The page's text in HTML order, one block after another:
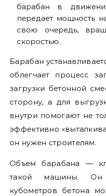
барабан в
передает мощность
свою очередь,
скоростью.
Барабан
облегчает процесс
загрузки бетонной
сторону, а для
внутри помогают не
эффективно
он нужен строителям.
Объем барабана —
такой машины. Он
кубометров бетона